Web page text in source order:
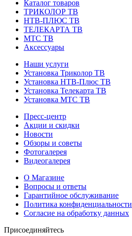
Каталог товаров
ТРИКОЛОР ТВ
НТВ-ПЛЮС ТВ
ТЕЛЕКАРТА ТВ
МТС ТВ
Аксессуары
Наши услуги
Установка Триколор ТВ
Установка НТВ-Плюс ТВ
Установка Телекарта ТВ
Установка МТС ТВ
Пресс-центр
Акции и скидки
Новости
Обзоры и советы
Фотогалерея
Видеогалерея
О Магазине
Вопросы и ответы
Гарантийное обслуживание
Политика конфиденциальности
Согласие на обработку данных
Присоединяйтесь